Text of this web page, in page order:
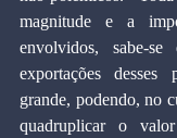
magnitude e a
envolvidos, sabe-
exportações desses
grande, podendo, no
quadruplicar o